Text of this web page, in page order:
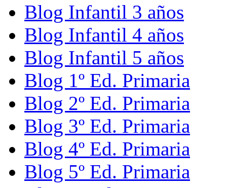
Blog Infantil 3 años
Blog Infantil 4 años
Blog Infantil 5 años
Blog 1º Ed. Primaria
Blog 2º Ed. Primaria
Blog 3º Ed. Primaria
Blog 4º Ed. Primaria
Blog 5º Ed. Primaria